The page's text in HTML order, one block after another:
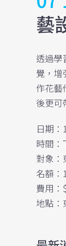
藝
透過學
覺，增
作花藝
後更可
日期：
時間：
對象：
名額：
費用：
地點：